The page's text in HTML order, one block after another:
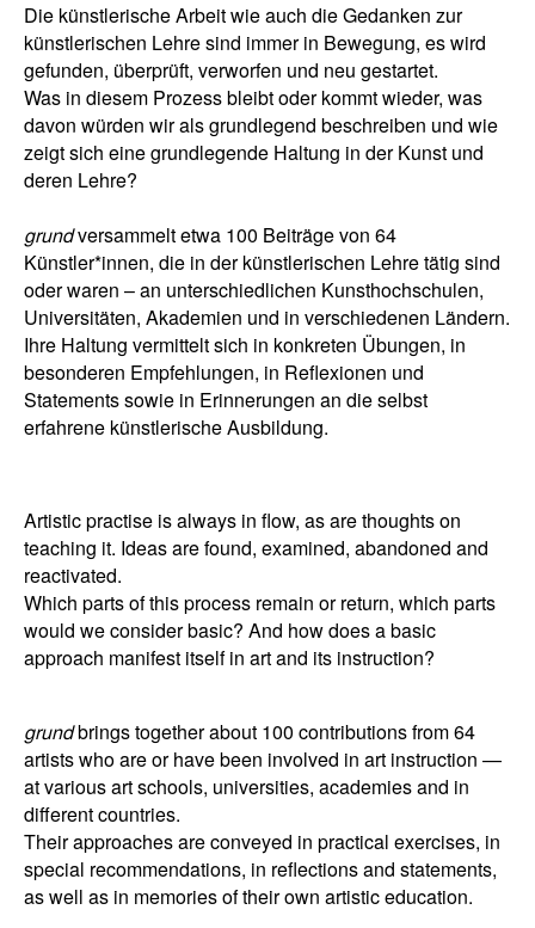
Die künstlerische Arbeit wie auch die Gedanken zur
künstlerischen Lehre sind immer in Bewegung, es wird
gefunden, überprüft, verworfen und neu gestartet.
Was in diesem Prozess bleibt oder kommt wieder, was
davon würden wir als grundlegend beschreiben und wie
zeigt sich eine grundlegende Haltung in der Kunst und
deren Lehre?
grundversammelt etwa 100 Beiträge von 64
Künstler*innen, die in der künstlerischen Lehre tätig sind
oder waren – an unterschiedlichen Kunsthochschulen,
Universitäten, Akademien und in verschiedenen Ländern.
Ihre Haltung vermittelt sich in konkreten Übungen, in
besonderen Empfehlungen, in Reflexionen und
Statements sowie in Erinnerungen an die selbst
erfahrene künstlerische Ausbildung.
Artistic practise is always in flow, as are thoughts on
teaching it. Ideas are found, examined, abandoned and
reactivated.
Which parts of this process remain or return, which parts
would we consider basic? And how does a basic
approach manifest itself in art and its instruction?
grundbrings together about 100 contributions from 64
artists who are or have been involved in art instruction —
at various art schools, universities, academies and in
different countries.
Their approaches are conveyed in practical exercises, in
special recommendations, in reflections and statements,
as well as in memories of their own artistic education.